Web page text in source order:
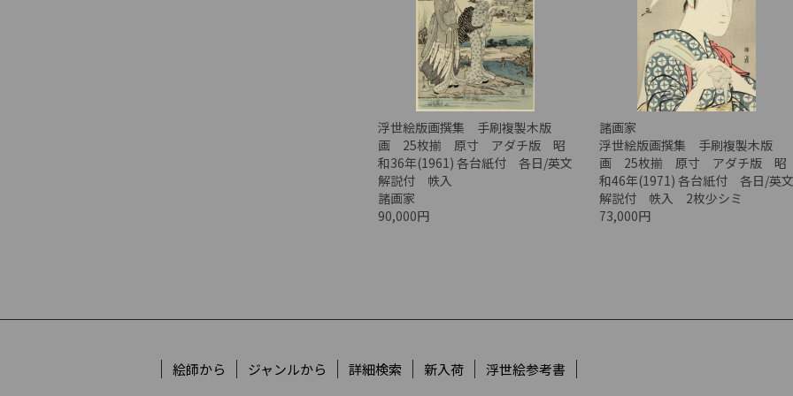
浮世絵版画撰集 手刷複製木版
画 25枚揃 原寸 アダチ版 昭
和36年(1961) 各台紙付 各日/英文
解説付 帙入
諸画家
90,000円
諸画家
浮世絵版画撰集 手刷複製木版
画 25枚揃 原寸 アダチ版 昭
和46年(1971) 各台紙付 各日/英文
解説付 帙入 2枚少シミ
73,000円
絵師から ジャンルから 詳細検索 新入荷 浮世絵参考書